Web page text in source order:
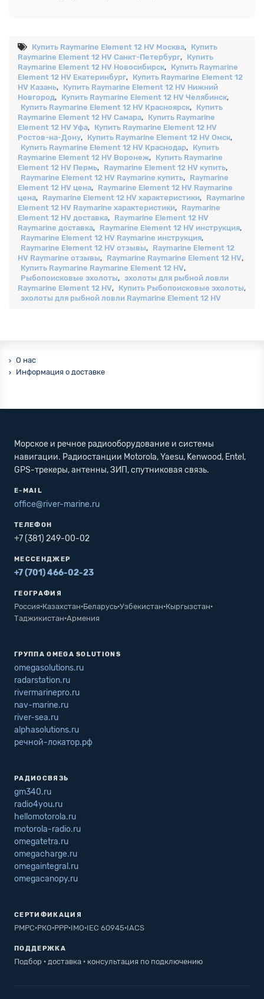
Купить Raymarine Element 12 HV Москва, Купить
Raymarine Element 12 HV Санкт-Петербург, Купить
Raymarine Element 12 HV Новосибирск, Купить Raymarine
Element 12 HV Екатеринбург, Купить Raymarine Element 12
HV Казань, Купить Raymarine Element 12 HV Нижний
Новгород, Купить Raymarine Element 12 HV Челябинск,
Купить Raymarine Element 12 HV Красноярск, Купить
Raymarine Element 12 HV Самара, Купить Raymarine
Element 12 HV Уфа, Купить Raymarine Element 12 HV
Ростов-на-Дону, Купить Raymarine Element 12 HV Омск,
Купить Raymarine Element 12 HV Краснодар, Купить
Raymarine Element 12 HV Воронеж, Купить Raymarine
Element 12 HV Пермь, Raymarine Element 12 HV купить,
Raymarine Element 12 HV Raymarine купить, Raymarine
Element 12 HV цена, Raymarine Element 12 HV Raymarine
цена, Raymarine Element 12 HV характеристики, Raymarine
Element 12 HV Raymarine характеристики, Raymarine
Element 12 HV доставка, Raymarine Element 12 HV
Raymarine доставка, Raymarine Element 12 HV инструкция,
Raymarine Element 12 HV Raymarine инструкция,
Raymarine Element 12 HV отзывы, Raymarine Element 12
HV Raymarine отзывы, Raymarine Raymarine Element 12 HV,
Купить Raymarine Raymarine Element 12 HV,
Рыбопоисковые эхолоты, эхолоты для рыбной ловли
Raymarine Element 12 HV, Купить Рыбопоисковые эхолоты,
эхолоты для рыбной ловли Raymarine Element 12 HV
О нас
Информация о доставке
Морское и речное радиооборудование и системы
навигации. Радиостанции Motorola, Yaesu, Kenwood, Entel,
GPS-трекеры, антенны, ЗИП, спутниковая связь.
E-MAIL
office@river-marine.ru
ТЕЛЕФОН
+7 (381) 249-00-02
МЕССЕНДЖЕР
+7 (701) 466-02-23
ГЕОГРАФИЯ
Россия·Казахстан·Беларусь·Узбекистан·Кыргызстан·
Таджикистан·Армения
ГРУППА OMEGA SOLUTIONS
omegasolutions.ru
radarstation.ru
rivermarinepro.ru
nav-marine.ru
river-sea.ru
alphasolutions.ru
речной-локатор.рф
РАДИОСВЯЗЬ
gm340.ru
radio4you.ru
hellomotorola.ru
motorola-radio.ru
omegatetra.ru
omegacharge.ru
omegaintegral.ru
omegacanopy.ru
СЕРТИФИКАЦИЯ
РМРС·РКО·РРР·IMO·IEC 60945·IACS
ПОДДЕРЖКА
Подбор · доставка · консультация по подключению